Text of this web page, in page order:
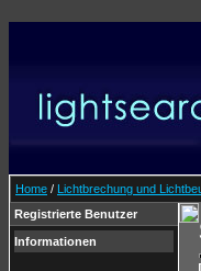
Home / Lichtbrechung und
Registrierte Benutzer
Informationen